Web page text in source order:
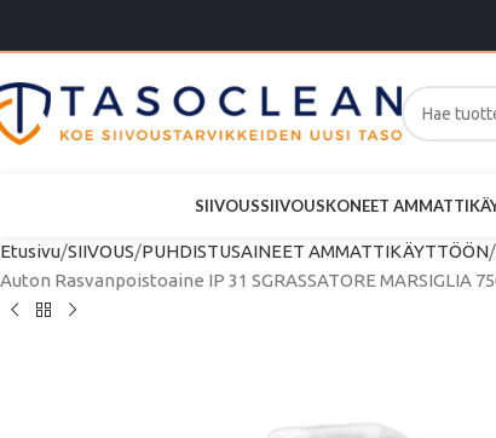
SIIVOUSSIIVOUSKONEET
Etusivu SIIVOUS PUHDISTUSAINEET AMMATTIKÄYTTÖÖN
Auton Rasvanpoistoaine IP 31 SGRASSATORE MARSIGLIA